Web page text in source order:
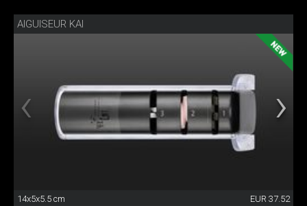
AIGUISEUR KAI
14x5x5.5 cm EUR 37.52